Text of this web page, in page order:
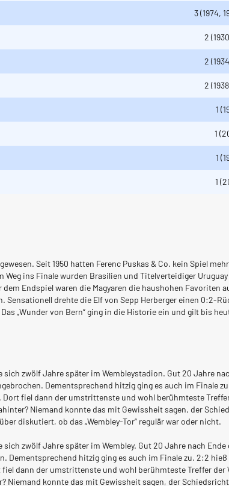
3 (1974,
2
2
2
1
1
1
1
Seit 1950 hatten Ferenc Puskas & Co. kein Spiel
ins Finale wurden Brasilien und Titelverteidiger
Endspiel waren die Magyaren die haushohen Favoriten
drehte die Elf von Sepp Herberger einen 0:2-
„Wunder von Bern“ ging in die Historie ein und gilt bis
zwölf Jahre später im Wembleystadion. Gut 20 Jahre
Dementsprechend hitzig ging es auch im Finale
fiel dann der umstrittenste und wohl berühmteste
Niemand konnte das mit Gewissheit sagen, der
diskutiert, ob das „Wembley-Tor“ regulär war oder nicht.
zwölf Jahre später im Wembley. Gut 20 Jahre nach
Dementsprechend hitzig ging es auch im Finale zu. 2:2
dann der umstrittenste und wohl berühmteste Treffer der
Niemand konnte das mit Gewissheit sagen, der